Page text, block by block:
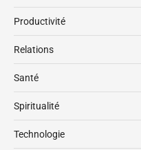
Productivité
Relations
Santé
Spiritualité
Technologie